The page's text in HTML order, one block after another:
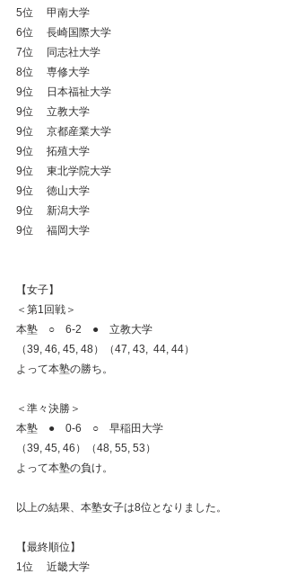
5位　 甲南大学
6位　 長崎国際大学
7位　 同志社大学
8位　 専修大学
9位　 日本福祉大学
9位　 立教大学
9位　 京都産業大学
9位　 拓殖大学
9位　 東北学院大学
9位　 徳山大学
9位　 新潟大学
9位　 福岡大学
【女子】
＜第1回戦＞
本塾　○　6-2　●　立教大学
（39, 46, 45, 48）（47, 43,  44, 44）
よって本塾の勝ち。
＜準々決勝＞
本塾　●　0-6　○　早稲田大学
（39, 45, 46）（48, 55, 53）
よって本塾の負け。
以上の結果、本塾女子は8位となりました。
【最終順位】
1位　 近畿大学